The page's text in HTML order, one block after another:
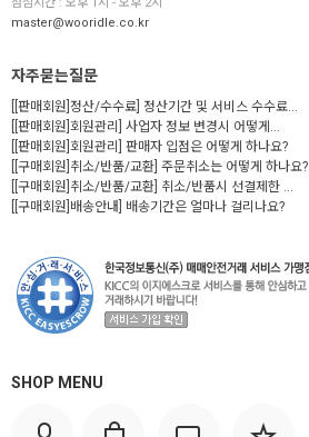
master@wooridle.co.kr
자주묻는질문
[[판매회원]정산/수수료] 정산기간 및 서비스 수수료...
[[판매회원]회원관리] 사업자 정보 변경시 어떻게...
[[판매회원]회원관리] 판매자 입점은 어떻게 하나요?
[[구매회원]취소/반품/교환] 주문취소는 어떻게 하나요?
[[구매회원]취소/반품/교환] 취소/반품시 선결제한 ...
[[구매회원]배송안내] 배송기간은 얼마나 걸리나요?
SHOP MENU